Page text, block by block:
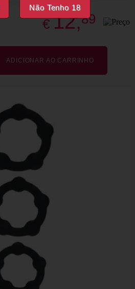
Não Tenho 18
€ 12,89
ADICIONAR AO CARRINHO